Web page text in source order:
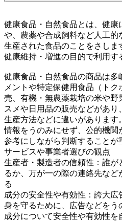
健康食品・自然食品とは、健康
や、農薬や合成飼料など人工的
生産された食品のことをさしま
健康維持・増進の目的で利用す
健康食品・自然食品の商品は多
メントや特定保健用食品（ト
売、有機・無農薬栽培の米や野
スメや日用品の販売などがあ
生産方法などに違いがあります
情報をうのみにせず、公的機
参考にしながら判断することが
サービスや事業者選びの観点
生産者・製造者の信頼性：誰
るか、万が一の際の連絡先な
る
成分の安全性や有効性：誇大
身を守るために、広告などをう
成分について安全性や有効性